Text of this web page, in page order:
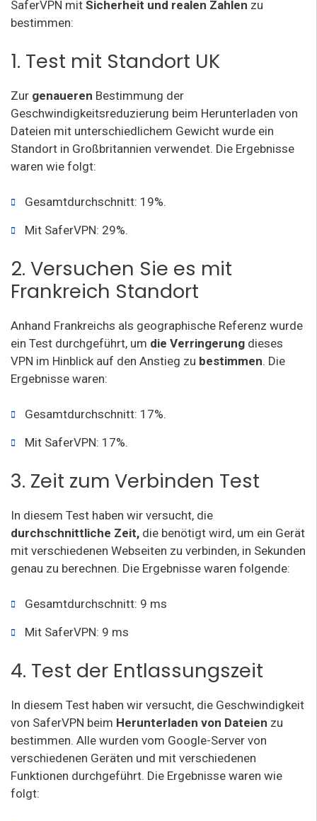
SaferVPN mit Sicherheit und realen Zahlen zu
bestimmen:
1. Test mit Standort UK
Zur genaueren Bestimmung der
Geschwindigkeitsreduzierung beim Herunterladen von
Dateien mit unterschiedlichem Gewicht wurde ein
Standort in Großbritannien verwendet. Die Ergebnisse
waren wie folgt:
Gesamtdurchschnitt: 19%.
Mit SaferVPN: 29%.
2. Versuchen Sie es mit
Frankreich Standort
Anhand Frankreichs als geographische Referenz wurde
ein Test durchgeführt, um die Verringerung dieses
VPN im Hinblick auf den Anstieg zu bestimmen. Die
Ergebnisse waren:
Gesamtdurchschnitt: 17%.
Mit SaferVPN: 17%.
3. Zeit zum Verbinden Test
In diesem Test haben wir versucht, die
durchschnittliche Zeit, die benötigt wird, um ein Gerät
mit verschiedenen Webseiten zu verbinden, in Sekunden
genau zu berechnen. Die Ergebnisse waren folgende:
Gesamtdurchschnitt: 9 ms
Mit SaferVPN: 9 ms
4. Test der Entlassungszeit
In diesem Test haben wir versucht, die Geschwindigkeit
von SaferVPN beim Herunterladen von Dateien zu
bestimmen. Alle wurden vom Google-Server von
verschiedenen Geräten und mit verschiedenen
Funktionen durchgeführt. Die Ergebnisse waren wie
folgt: